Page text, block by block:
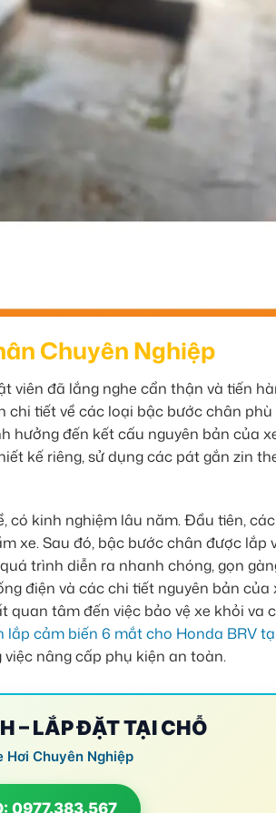
Chuyên Nghiệp
viên đã lắng nghe cẩn thận và tiến
chi tiết về các loại bậc bước chân phù
hưởng đến kết cấu nguyên bản của
kế riêng, sử dụng các pát gắn zin
có kinh nghiệm lâu năm. Đầu tiên,
xe. Sau đó, bậc bước chân được lắp
trình diễn ra nhanh chóng, gọn
điện và các chi tiết nguyên bản của
quan tâm đến việc bảo vệ xe khỏi va
lắp cảm biến 6 mắt cho Honda BRV
nâng cấp phụ kiện an toàn.
– LẮP ĐẶT TẠI CHỖ
Hơi Chuyên Nghiệp
0977.383.567